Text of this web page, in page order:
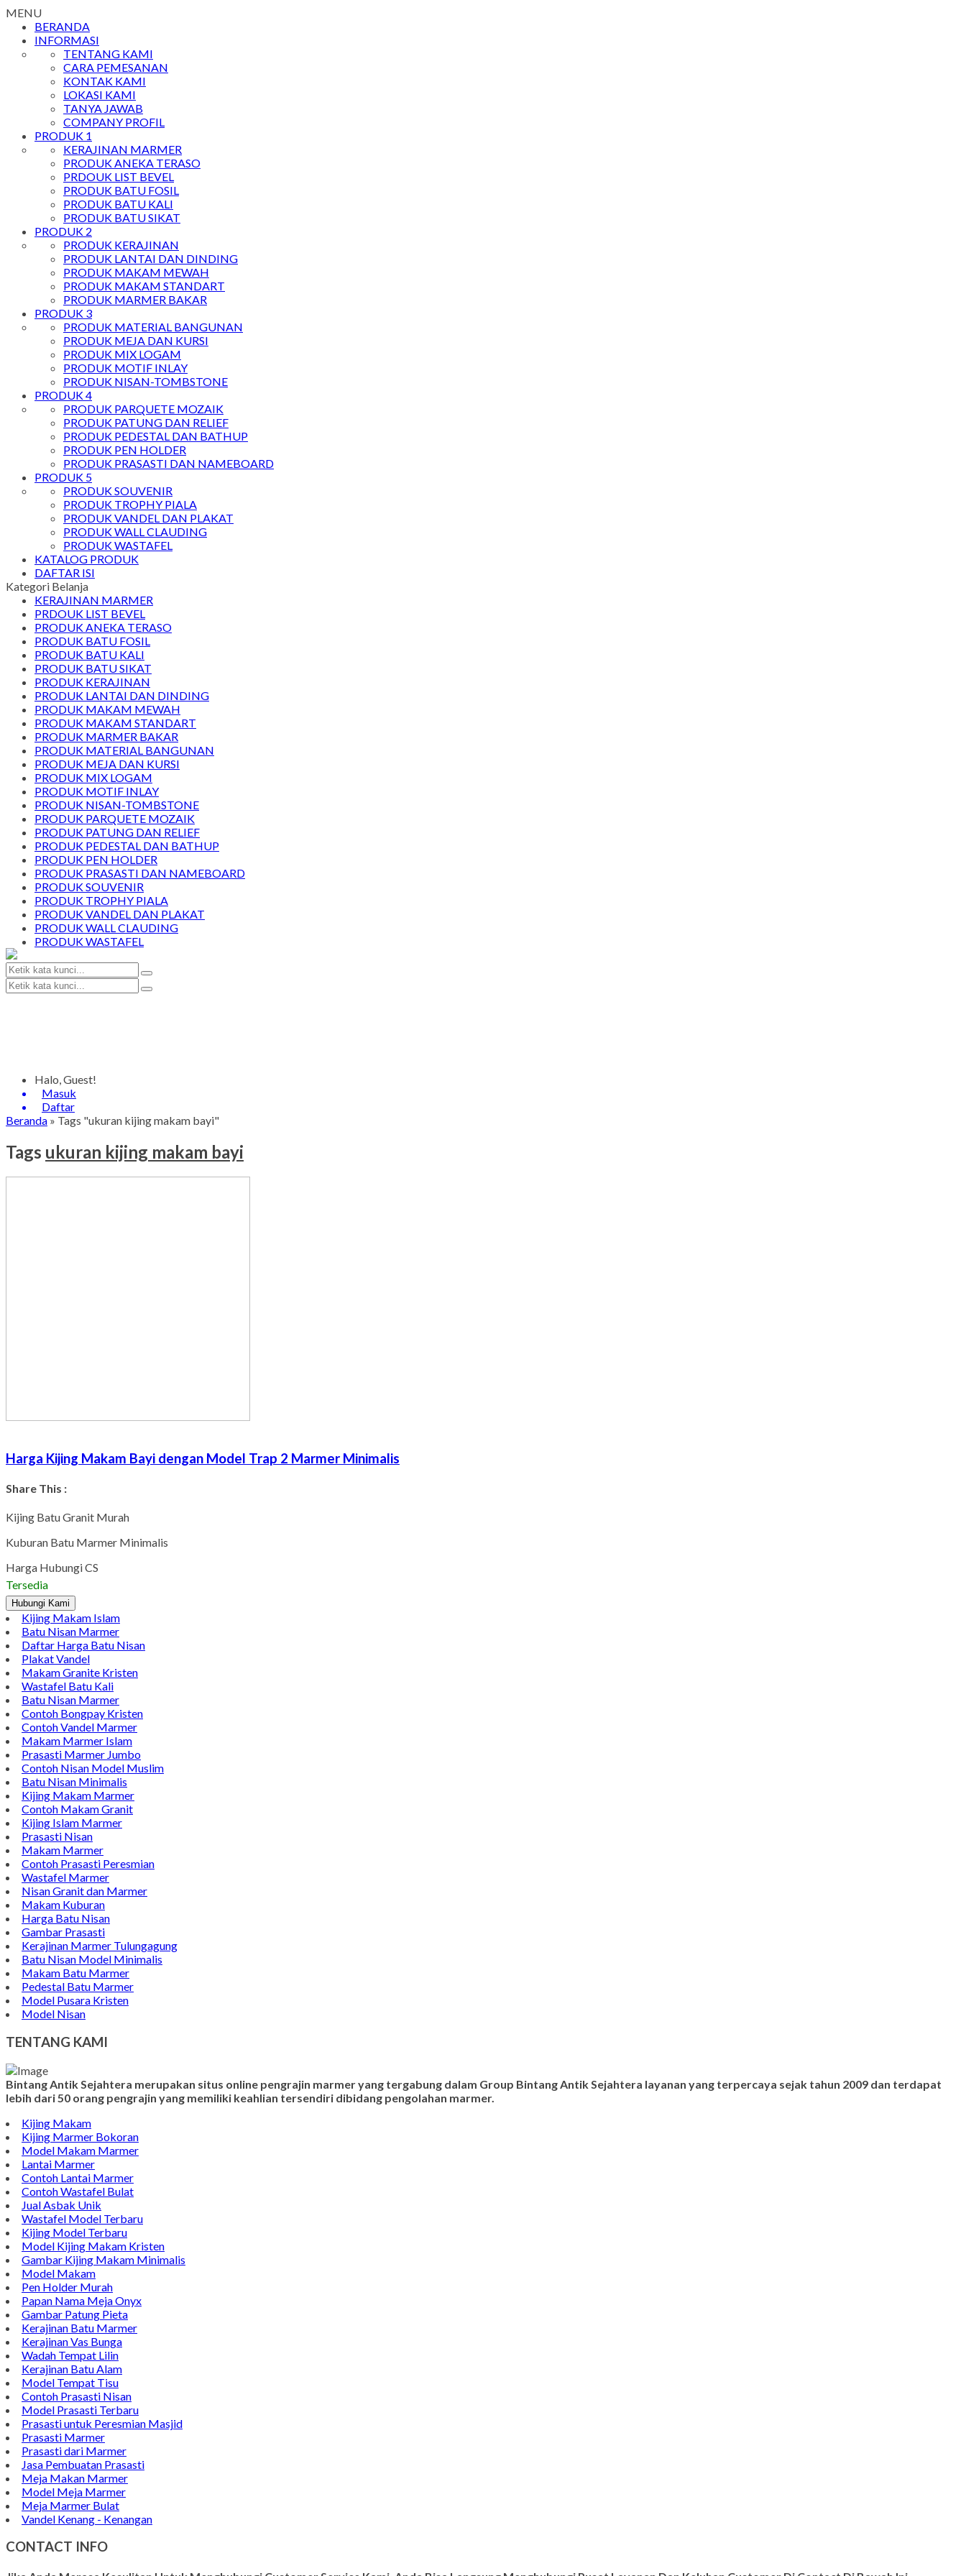
MENU
BERANDA
INFORMASI
TENTANG KAMI
CARA PEMESANAN
KONTAK KAMI
LOKASI KAMI
TANYA JAWAB
COMPANY PROFIL
PRODUK 1
KERAJINAN MARMER
PRODUK ANEKA TERASO
PRDOUK LIST BEVEL
PRODUK BATU FOSIL
PRODUK BATU KALI
PRODUK BATU SIKAT
PRODUK 2
PRODUK KERAJINAN
PRODUK LANTAI DAN DINDING
PRODUK MAKAM MEWAH
PRODUK MAKAM STANDART
PRODUK MARMER BAKAR
PRODUK 3
PRODUK MATERIAL BANGUNAN
PRODUK MEJA DAN KURSI
PRODUK MIX LOGAM
PRODUK MOTIF INLAY
PRODUK NISAN-TOMBSTONE
PRODUK 4
PRODUK PARQUETE MOZAIK
PRODUK PATUNG DAN RELIEF
PRODUK PEDESTAL DAN BATHUP
PRODUK PEN HOLDER
PRODUK PRASASTI DAN NAMEBOARD
PRODUK 5
PRODUK SOUVENIR
PRODUK TROPHY PIALA
PRODUK VANDEL DAN PLAKAT
PRODUK WALL CLAUDING
PRODUK WASTAFEL
KATALOG PRODUK
DAFTAR ISI
Kategori Belanja
KERAJINAN MARMER
PRDOUK LIST BEVEL
PRODUK ANEKA TERASO
PRODUK BATU FOSIL
PRODUK BATU KALI
PRODUK BATU SIKAT
PRODUK KERAJINAN
PRODUK LANTAI DAN DINDING
PRODUK MAKAM MEWAH
PRODUK MAKAM STANDART
PRODUK MARMER BAKAR
PRODUK MATERIAL BANGUNAN
PRODUK MEJA DAN KURSI
PRODUK MIX LOGAM
PRODUK MOTIF INLAY
PRODUK NISAN-TOMBSTONE
PRODUK PARQUETE MOZAIK
PRODUK PATUNG DAN RELIEF
PRODUK PEDESTAL DAN BATHUP
PRODUK PEN HOLDER
PRODUK PRASASTI DAN NAMEBOARD
PRODUK SOUVENIR
PRODUK TROPHY PIALA
PRODUK VANDEL DAN PLAKAT
PRODUK WALL CLAUDING
PRODUK WASTAFEL
Halo, Guest!
Masuk
Daftar
Beranda » Tags "ukuran kijing makam bayi"
Tags ukuran kijing makam bayi
Harga Kijing Makam Bayi dengan Model Trap 2 Marmer Minimalis
Share This :
Kijing Batu Granit Murah
Kuburan Batu Marmer Minimalis
Harga Hubungi CS
Tersedia
Hubungi Kami
Kijing Makam Islam
Batu Nisan Marmer
Daftar Harga Batu Nisan
Plakat Vandel
Makam Granite Kristen
Wastafel Batu Kali
Batu Nisan Marmer
Contoh Bongpay Kristen
Contoh Vandel Marmer
Makam Marmer Islam
Prasasti Marmer Jumbo
Contoh Nisan Model Muslim
Batu Nisan Minimalis
Kijing Makam Marmer
Contoh Makam Granit
Kijing Islam Marmer
Prasasti Nisan
Makam Marmer
Contoh Prasasti Peresmian
Wastafel Marmer
Nisan Granit dan Marmer
Makam Kuburan
Harga Batu Nisan
Gambar Prasasti
Kerajinan Marmer Tulungagung
Batu Nisan Model Minimalis
Makam Batu Marmer
Pedestal Batu Marmer
Model Pusara Kristen
Model Nisan
TENTANG KAMI
Bintang Antik Sejahtera merupakan situs online pengrajin marmer yang tergabung dalam Group Bintang Antik Sejahtera layanan yang terpercaya sejak tahun 2009 dan terdapat
lebih dari 50 orang pengrajin yang memiliki keahlian tersendiri dibidang pengolahan marmer.
Kijing Makam
Kijing Marmer Bokoran
Model Makam Marmer
Lantai Marmer
Contoh Lantai Marmer
Contoh Wastafel Bulat
Jual Asbak Unik
Wastafel Model Terbaru
Kijing Model Terbaru
Model Kijing Makam Kristen
Gambar Kijing Makam Minimalis
Model Makam
Pen Holder Murah
Papan Nama Meja Onyx
Gambar Patung Pieta
Kerajinan Batu Marmer
Kerajinan Vas Bunga
Wadah Tempat Lilin
Kerajinan Batu Alam
Model Tempat Tisu
Contoh Prasasti Nisan
Model Prasasti Terbaru
Prasasti untuk Peresmian Masjid
Prasasti Marmer
Prasasti dari Marmer
Jasa Pembuatan Prasasti
Meja Makan Marmer
Model Meja Marmer
Meja Marmer Bulat
Vandel Kenang - Kenangan
CONTACT INFO